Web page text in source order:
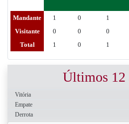
Mandante 1 0 1
Visitante
0 0 0
Total
1 0 1
Últimos 12
Vitória
Empate
Derrota